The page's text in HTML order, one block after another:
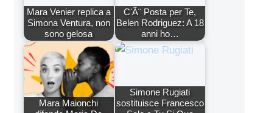
Mara Venier replica a
Simona Ventura, non
sono gelosa
C'Ã¨ Posta per Te,
Belen Rodriguez: A 18
anni ho…
Mara Maionchi
Simone Rugiati
sostituisce Francesco